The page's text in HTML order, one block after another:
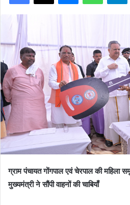
ग्राम पंचायत गोंगपाल एवं चेरपाल की महिला
मुख्यमंत्री ने सौंपी वाहनों की चाबियाँ